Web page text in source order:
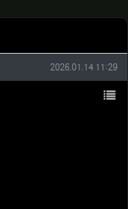
작성일
2026.01.14 11:29
목